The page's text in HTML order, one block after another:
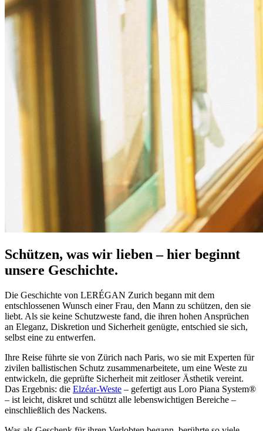
Schützen, was wir lieben – hier beginnt
unsere Geschichte.
Die Geschichte von LERÉGAN Zurich begann mit dem
entschlossenen Wunsch einer Frau, den Mann zu schützen, den sie
liebt. Als sie keine Schutzweste fand, die ihren hohen Ansprüchen
an Eleganz, Diskretion und Sicherheit genügte, entschied sie sich,
selbst eine zu entwerfen.
Ihre Reise führte sie von Zürich nach Paris, wo sie mit Experten für
zivilen ballistischen Schutz zusammenarbeitete, um eine Weste zu
entwickeln, die geprüfte Sicherheit mit zeitloser Ästhetik vereint.
Das Ergebnis: die Elzéar-Weste – gefertigt aus Loro Piana System®
– ist leicht, diskret und schützt alle lebenswichtigen Bereiche –
einschließlich des Nackens.